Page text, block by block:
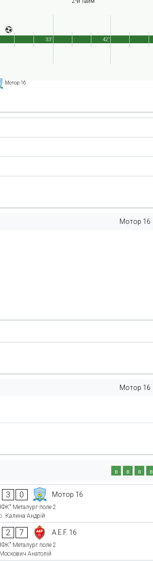
Мотор 16
33' 42'
Мотор 16
Мотор 16
в в в в
3 0 Мотор 16
Металург поле 2
Калина Андрій
2 7 A.E.F. 16
Металург поле 2
Москович Анатолій